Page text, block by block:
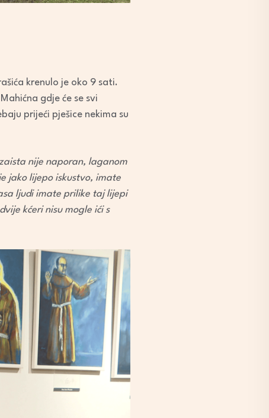
krenulo je oko 9 sati.
gdje će se svi
prijeći pješice nekima su
nije naporan, laganom
jako lijepo iskustvo, imate
ljudi imate prilike taj lijepi
kćeri nisu mogle ići s